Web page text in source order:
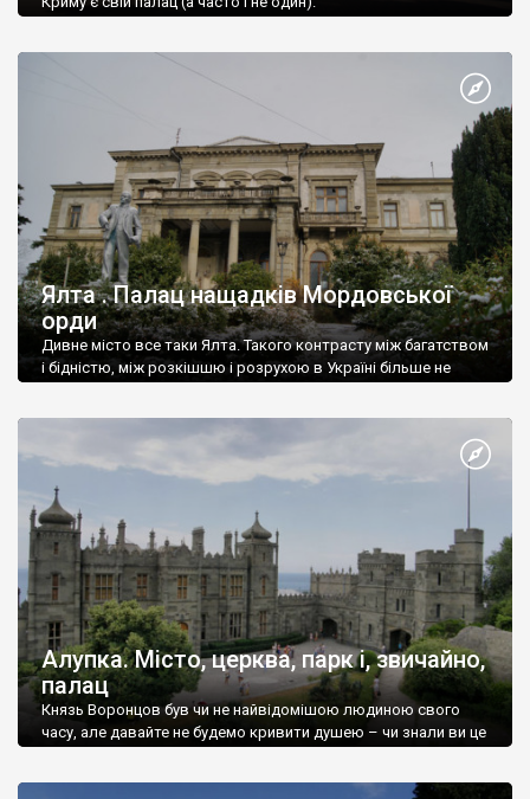
Ялта . Палац нащадків Мордовської
орди
Дивне місто все таки Ялта. Такого контрасту між багатством
і бідністю, між розкішшю і розрухою в Україні більше не
Алупка. Місто, церква, парк і, звичайно,
палац
Князь Воронцов був чи не найвідомішою людиною свого
часу, але давайте не будемо кривити душею – чи знали ви це